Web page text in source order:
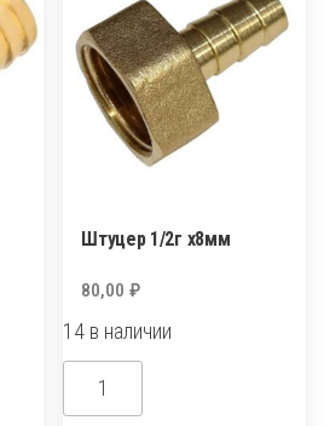
Штуцер 1/2г х8мм
80,00₽
14 в наличии
Количество
товара